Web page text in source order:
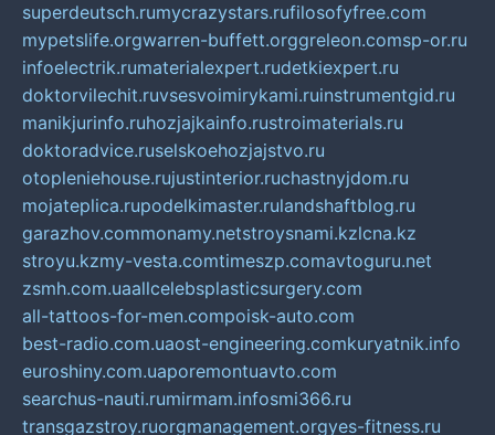
superdeutsch.rumycrazystars.rufilosofyfree.com
mypetslife.orgwarren-buffett.orggreleon.comsp-or.ru
infoelectrik.rumaterialexpert.rudetkiexpert.ru
doktorvilechit.ruvsesvoimirykami.ruinstrumentgid.ru
manikjurinfo.ruhozjajkainfo.rustroimaterials.ru
doktoradvice.ruselskoehozjajstvo.ru
otopleniehouse.rujustinterior.ruchastnyjdom.ru
mojateplica.rupodelkimaster.rulandshaftblog.ru
garazhov.commonamy.netstroysnami.kzlcna.kz
stroyu.kzmy-vesta.comtimeszp.comavtoguru.net
zsmh.com.uaallcelebsplasticsurgery.com
all-tattoos-for-men.compoisk-auto.com
best-radio.com.uaost-engineering.comkuryatnik.info
euroshiny.com.uaporemontuavto.com
searchus-nauti.rumirmam.infosmi366.ru
transgazstroy.ruorgmanagement.orgyes-fitness.ru